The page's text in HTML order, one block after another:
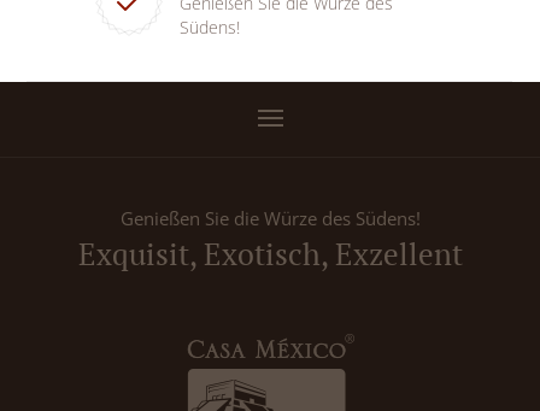
Südens!
Genießen Sie die Würze des Südens!
Exquisit, Exotisch, Exzellent